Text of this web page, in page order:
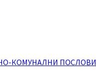
КОМУНАЛНИ ПОСЛОВИ